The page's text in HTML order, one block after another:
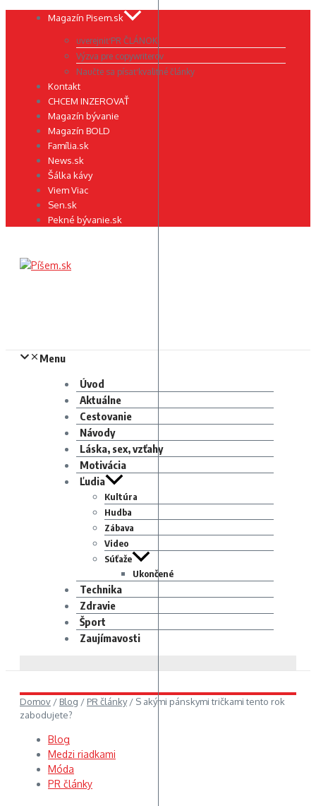
Preskočiť Magazín Pisem.sk
uverejniť PR ČLÁNOK
Výzva pre copywriterov
Naučte sa písať kvalitné články
Kontakt
CHCEM INZEROVAŤ
Magazín bývanie
Magazín BOLD
Família.sk
News.sk
Šálka kávy
Viem Viac
Sen.sk
Pekné bývanie.sk
Menu
Úvod
Aktuálne
Cestovanie
Návody
Láska, sex, vzťahy
Motivácia
Ľudia
Kultúra
Hudba
Zábava
Video
Súťaže
Ukončené
Technika
Zdravie
Šport
Zaujímavosti
Domov / Blog / PR články/ S akými pánskymi tričkami tento rok
zabodujete?
Blog
Medzi riadkami
Móda
PR články